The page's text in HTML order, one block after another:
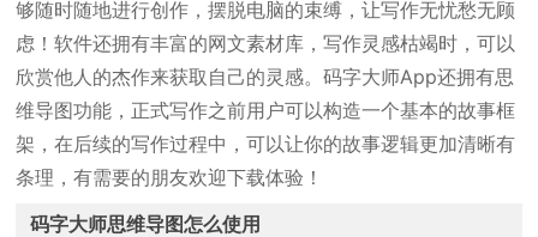
够随时随地进行创作，摆脱电脑的束缚，让写作无忧愁无顾
虑！软件还拥有丰富的网文素材库，写作灵感枯竭时，可以
欣赏他人的杰作来获取自己的灵感。码字大师App还拥有思
维导图功能，正式写作之前用户可以构造一个基本的故事框
架，在后续的写作过程中，可以让你的故事逻辑更加清晰有
条理，有需要的朋友欢迎下载体验！
码字大师思维导图怎么使用